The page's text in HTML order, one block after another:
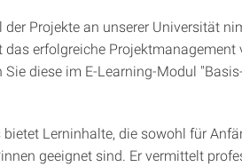
der Projekte an unserer Universität
erfolgreiche Projektmanagement
diese im E-Learning-Modul
Lerninhalte, die sowohl für
geeignet sind. Er vermittelt